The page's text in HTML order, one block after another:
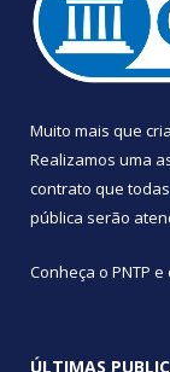
Muito mais que
Realizamos uma
contrato que
pública serão
Conheça o PNTP e
ÚLTIMAS